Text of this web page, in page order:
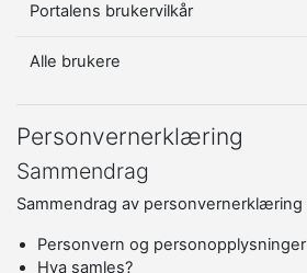
Portalens brukervilkår
Alle brukere
Personvernerklæring
Sammendrag
Sammendrag av personvernerklæring
Personvern og personopplysninger
Hva samles?